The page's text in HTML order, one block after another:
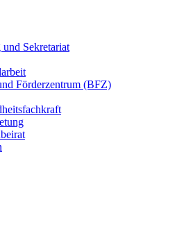
Sekretariat
Förderzentrum (BFZ)